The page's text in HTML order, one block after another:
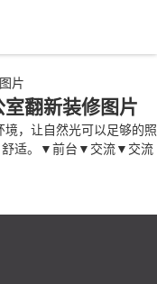
翻新装修图片
，让自然光可以足够的照
舒适。▼前台▼交流▼交流